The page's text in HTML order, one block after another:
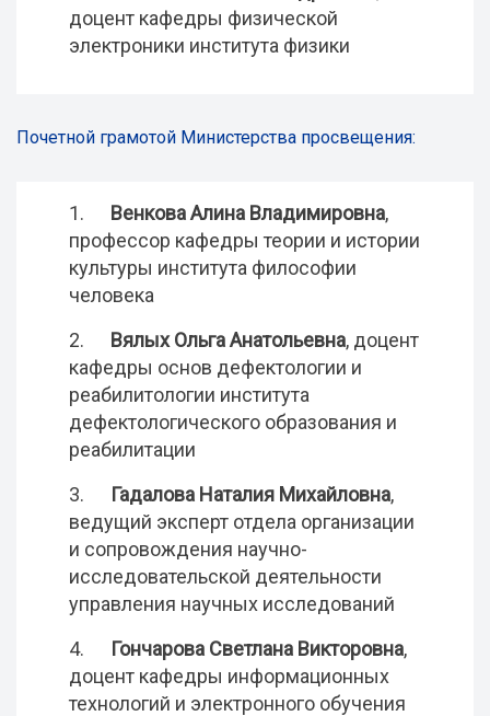
доцент кафедры физической
электроники института физики
Почетной грамотой Министерства просвещения:
1. Венкова Алина Владимировна,
профессор кафедры теории и истории
культуры института философии
человека
2. Вялых Ольга Анатольевна, доцент
кафедры основ дефектологии и
реабилитологии института
дефектологического образования и
реабилитации
3. Гадалова Наталия Михайловна,
ведущий эксперт отдела организации
и сопровождения научно-
исследовательской деятельности
управления научных исследований
4. Гончарова Светлана Викторовна,
доцент кафедры информационных
технологий и электронного обучения